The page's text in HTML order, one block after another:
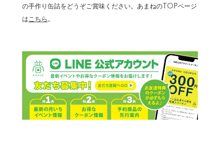
の手作り缶詰をどうぞご賞味ください。あまねのTOPページ
はこちら 。